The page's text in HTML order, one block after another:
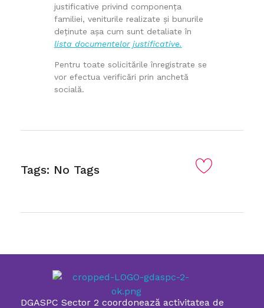
justificative privind componența
familiei, veniturile realizate și bunurile
deținute așa cum sunt detaliate în
lista documentelor justificative.
Pentru toate solicitările înregistrate se
vor efectua verificări prin anchetă
socială.
Tags: No Tags
DGASPC Sector 2 coordonează activitatea de